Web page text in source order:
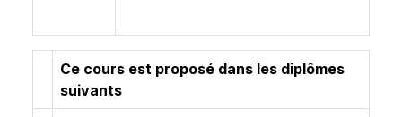
Ce cours est proposé dans les diplômes
suivants